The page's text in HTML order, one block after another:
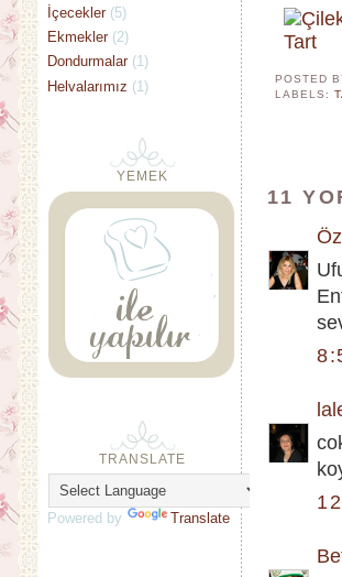
POSTED
LABELS:
11
İçecekler (5)
Ekmekler (2)
Dondurmalar (1)
Helvalarımız (1)
YEMEK
TRANSLATE
Powered by Translate